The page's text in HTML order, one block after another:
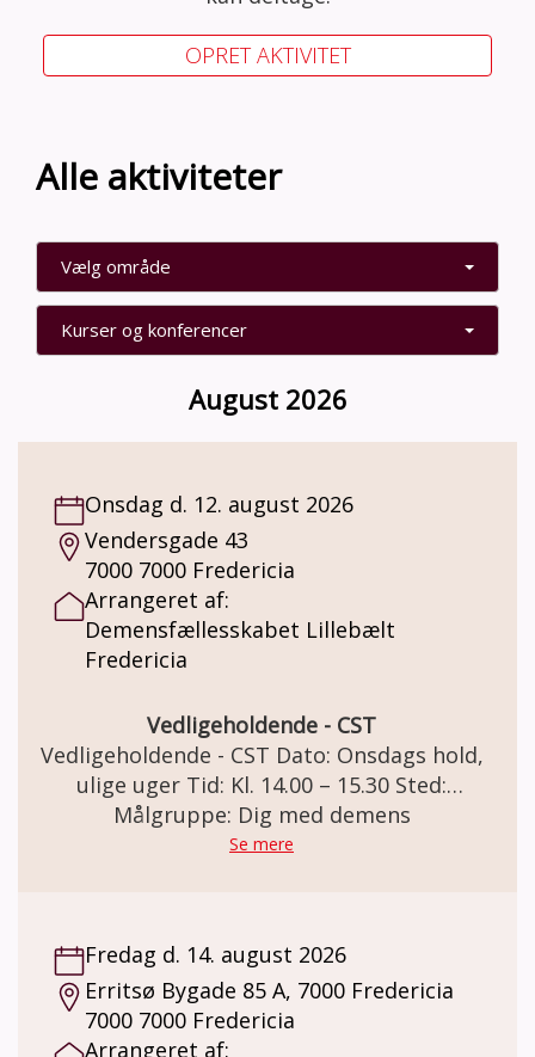
OPRET AKTIVITET
Alle aktiviteter
Vælg område
Kurser og konferencer
August 2026
Onsdag d. 12. august 2026
Vendersgade 43
7000 7000 Fredericia
Arrangeret af:
Demensfællesskabet Lillebælt
Fredericia
Vedligeholdende - CST
Vedligeholdende - CST Dato: Onsdags hold,
ulige uger Tid: Kl. 14.00 – 15.30 Sted:
Demensfællesskabet Lillebælt Vendersgade
43, 7000 Fredericia Vedligeholdende - CST
henholdsvis tirsdage, onsdage og fredage i
ulige uger. Deltagerne tilbydes et forløb i en
lukket gruppe i et ½ år ad gangen.
Målgruppe: Dig med demens
Se mere
Fredag d. 14. august 2026
Erritsø Bygade 85 A, 7000 Fredericia
7000 7000 Fredericia
Arrangeret af: